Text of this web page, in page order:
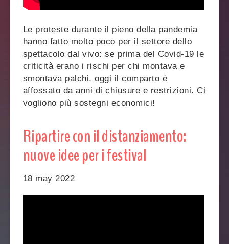
Le proteste durante il pieno della pandemia
hanno fatto molto poco per il settore dello
spettacolo dal vivo: se prima del Covid-19 le
criticità erano i rischi per chi montava e
smontava palchi, oggi il comparto è
affossato da anni di chiusure e restrizioni. Ci
vogliono più sostegni economici!
Ripartire con il distanziamento:
nuove idee per i festival
18 may 2022